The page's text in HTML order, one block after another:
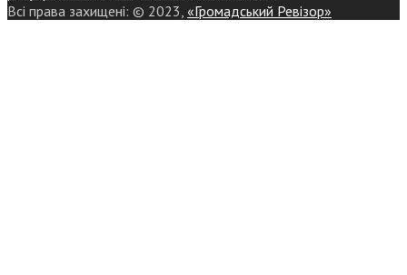
Всі права захищені: © 2023, «Громадський Ревізор»